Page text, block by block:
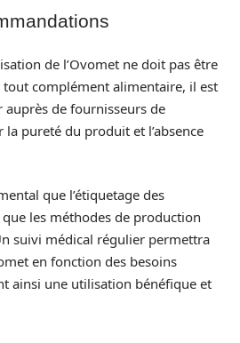
de l’Ovomet ne doit pas être
complément alimentaire, il est
de fournisseurs de
pureté du produit et l’absence
que l’étiquetage des
les méthodes de production
suivi médical régulier permettra
en fonction des besoins
ainsi une utilisation bénéfique et